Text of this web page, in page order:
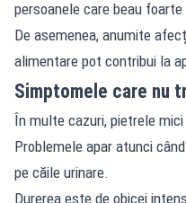
persoanele care beau
De asemenea, anumite
alimentare pot contribui la
Simptomele care nu
În multe cazuri, pietrele
Problemele apar atunci
pe căile urinare.
Durerea este de obicei